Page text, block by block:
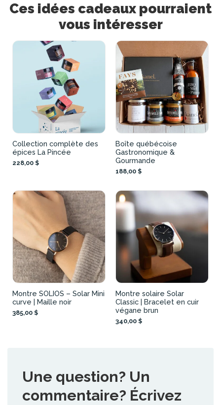
Ces idées cadeaux pourraient
vous intéresser
Collection complète des
épices La Pincée
228,00 $
Boîte québécoise
Gastronomique &
Gourmande
188,00 $
Montre SOLIOS – Solar Mini
curve | Maille noir
385,00 $
Montre solaire Solar
Classic | Bracelet en cuir
végane brun
340,00 $
Une question? Un
commentaire? Écrivez